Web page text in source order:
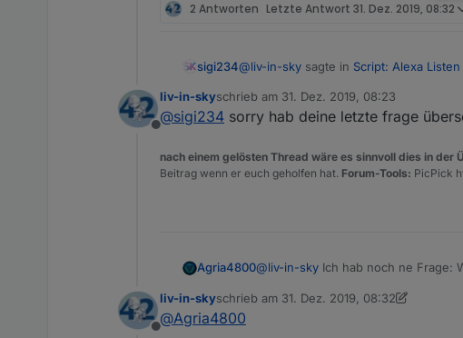
2 Antworten Letzte Antwort 31. Dez. 2019, 08:32
sigi234@liv-in-sky sagte in Script: Alexa
@ sigi234
nicht verändert
Offline
liv-in-skyschrieb am 31. Dez. 2019, 08:23
zuletzt editiert von
@sigi234 sorry hab deine letzte frage
nach einem gelösten Thread wäre es sinnvoll dies in
Beitrag wenn er euch geholfen hat. Forum-Tools: PicPick
Agria4800@liv-in-sky Ich hab noch ne Frage:
Der Grund hierfür ist, das ich mir
Kann dazu gerne ein paar Infos
liv-in-skyschrieb am 31. Dez. 2019, 08:32
zuletzt editiert von liv-in-sky
@Agria4800